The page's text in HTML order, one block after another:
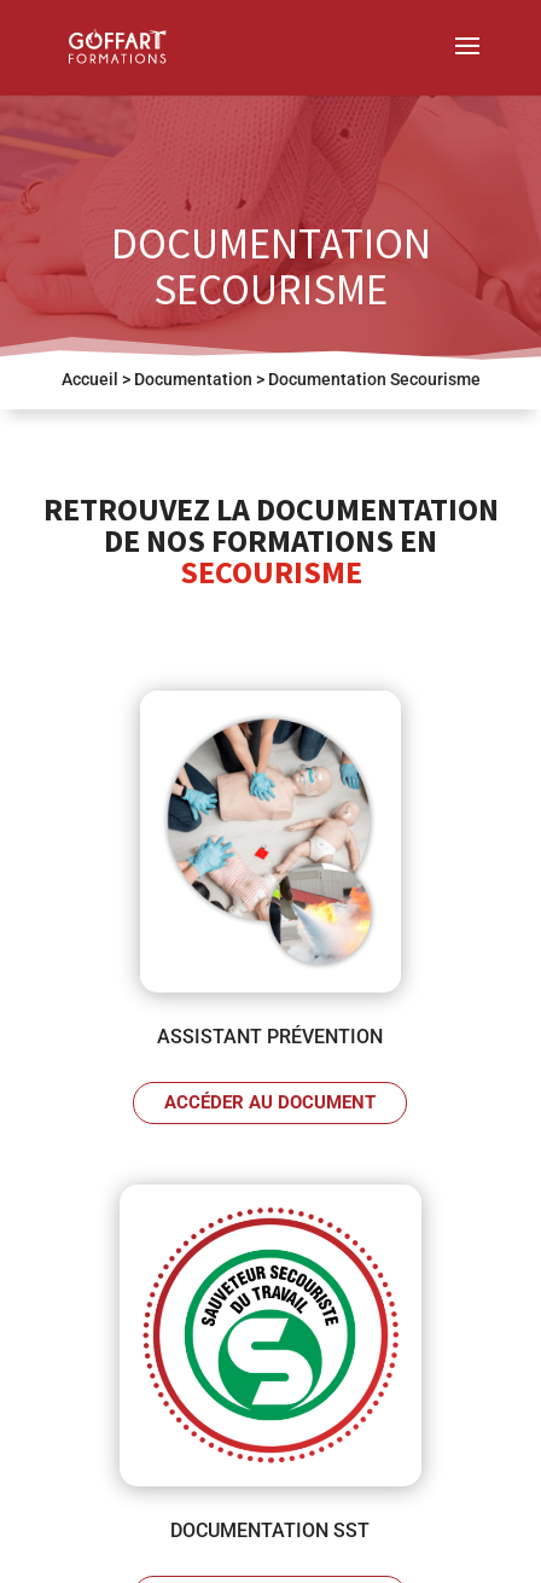
DOCUMENTATION
SECOURISME
Accueil > Documentation > Documentation Secourisme
RETROUVEZ LA DOCUMENTATION
DE NOS FORMATIONS EN
SECOURISME
ASSISTANT PRÉVENTION
ACCÉDER AU DOCUMENT
DOCUMENTATION SST